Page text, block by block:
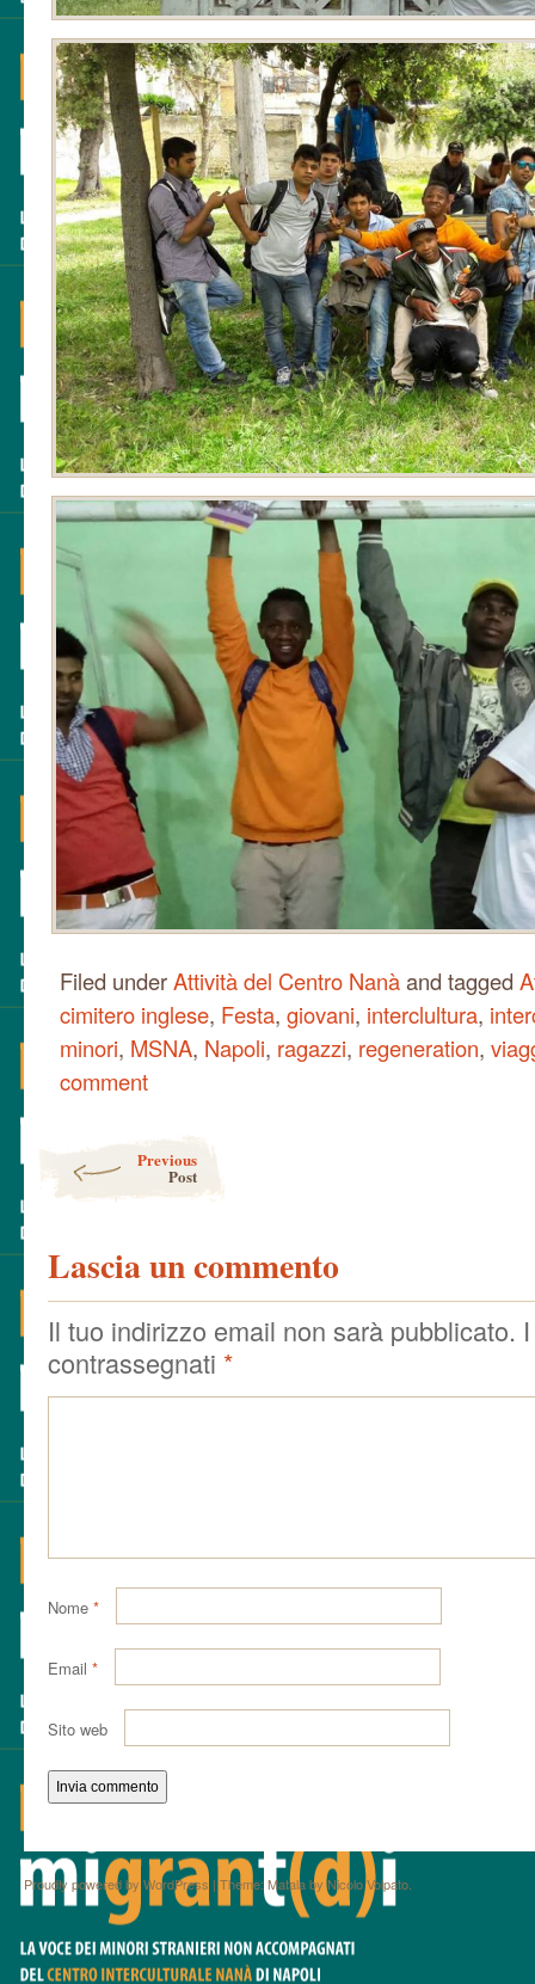
Filed underAttività del Centro Nanàand tagged
cimitero inglese, Festa, giovani, interclultura,
minori, MSNA, Napoli, ragazzi, regeneration,
comment
Previous
Post
Lascia un commento
Il tuo indirizzo email non sarà pubblicato.
contrassegnati *
Nome *
Email *
Sito web
Proudly powered by WordPress | Theme: Matala byNicolo Volpato.